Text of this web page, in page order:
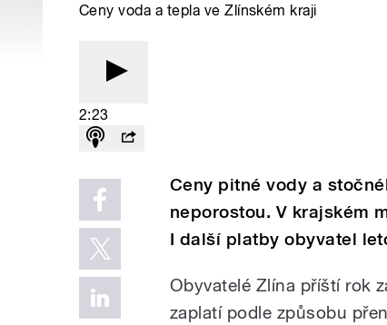
Ceny voda a tepla ve Zlínském kraji
2:23
Ceny pitné vody a
neporostou. V krajském
I další platby obyvatel
Obyvatelé Zlína příští rok
zaplatí podle způsobu